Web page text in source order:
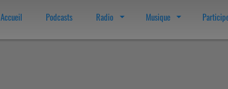
Accueil Podcasts Radio Musique